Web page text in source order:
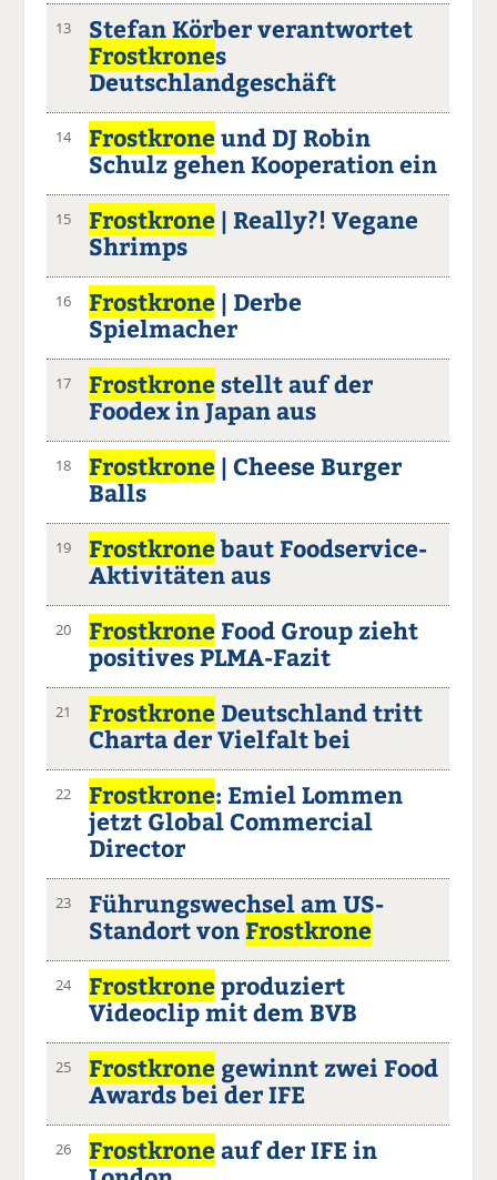
13
Stefan Körber verantwortet
Frostkrones
Deutschlandgeschäft
14 Frostkroneund DJ Robin
Schulz gehen Kooperation ein
15 Frostkrone | Really?! Vegane
Shrimps
16 Frostkrone | Derbe
Spielmacher
17 Frostkronestellt auf der
Foodex in Japan aus
18 Frostkrone | Cheese Burger
Balls
19 Frostkronebaut Foodservice-
Aktivitäten aus
20 Frostkrone Food Group zieht
positives PLMA-Fazit
21 Frostkrone Deutschland tritt
Charta der Vielfalt bei
22 Frostkrone: Emiel Lommen
jetzt Global Commercial
Director
23
Führungswechsel am US-
Standort von Frostkrone
24 Frostkroneproduziert
Videoclip mit dem BVB
25 Frostkrone gewinnt zwei Food
Awards bei der IFE
26 Frostkroneauf der IFE in